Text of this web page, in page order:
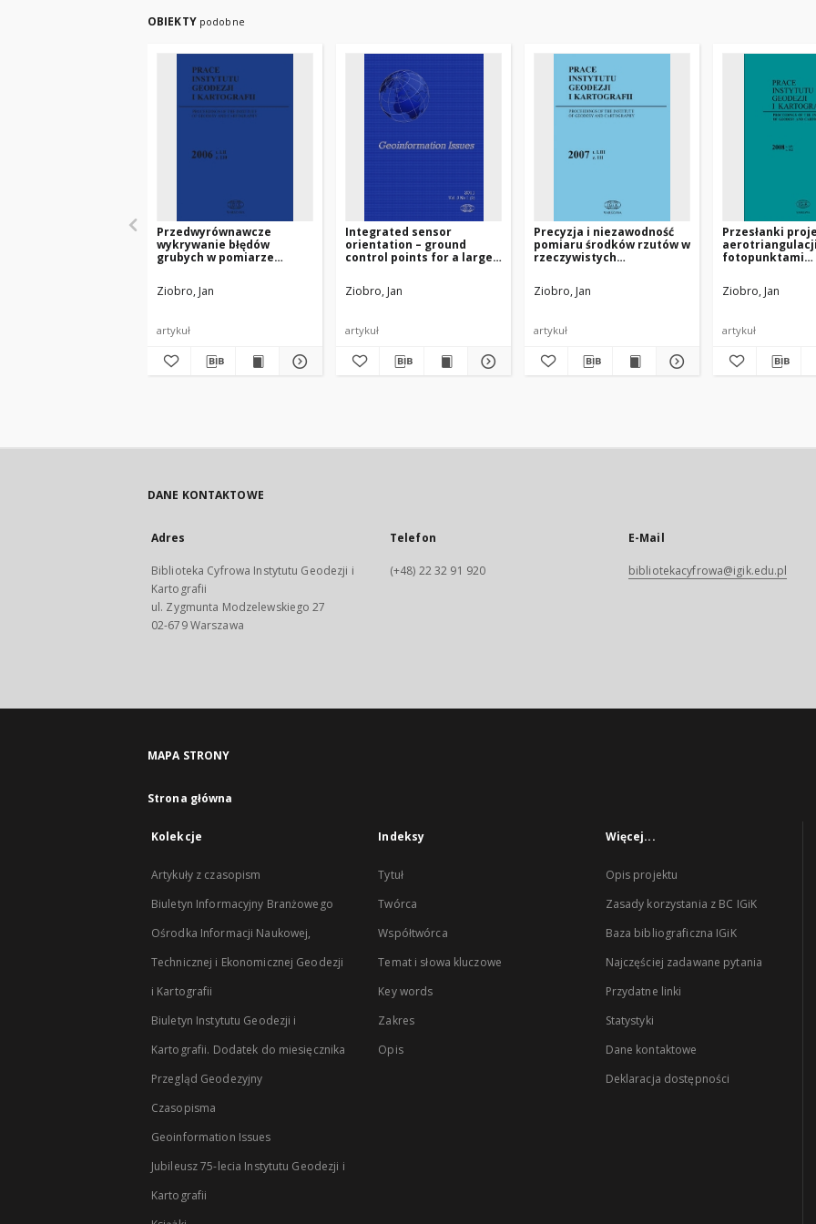
OBIEKTY podobne
Przedwyrównawcze
wykrywanie błędów
grubych w pomiarze
aerotriangulacji
Ziobro, Jan
artykuł
Integrated sensor
orientation – ground
control points for a large-
Ziobro, Jan
artykuł
Precyzja i niezawodność
pomiaru środków rzutów w
rzeczywistych
Ziobro, Jan
artykuł
Przesłanki
fotopunktami
Ziobro, Jan
artykuł
DANE KONTAKTOWE
Adres
Biblioteka Cyfrowa Instytutu Geodezji i
Kartografii
ul. Zygmunta Modzelewskiego 27
02-679 Warszawa
Telefon
(+48) 22 32 91 920
E-Mail
bibliotekacyfrowa@igik.edu.pl
MAPA STRONY
Strona główna
Kolekcje
Artykuły z czasopism
Biuletyn Informacyjny Branżowego
Ośrodka Informacji Naukowej,
Technicznej i Ekonomicznej Geodezji
i Kartografii
Biuletyn Instytutu Geodezji i
Kartografii. Dodatek do miesięcznika
Przegląd Geodezyjny
Czasopisma
Geoinformation Issues
Jubileusz 75-lecia Instytutu Geodezji i
Kartografii
Indeksy
Tytuł
Twórca
Współtwórca
Temat i słowa kluczowe
Key words
Zakres
Opis
Więcej...
Opis projektu
Zasady korzystania z BC IGiK
Baza bibliograficzna IGiK
Najczęściej zadawane pytania
Przydatne linki
Statystyki
Dane kontaktowe
Deklaracja dostępności